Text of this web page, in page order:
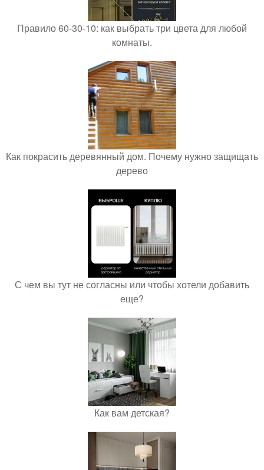
Правило 60-30-10: как выбрать три цвета для любой
комнаты.
Как покрасить деревянный дом. Почему нужно защищать
дерево
С чем вы тут не согласны или чтобы хотели добавить
еще?
Как вам детская?